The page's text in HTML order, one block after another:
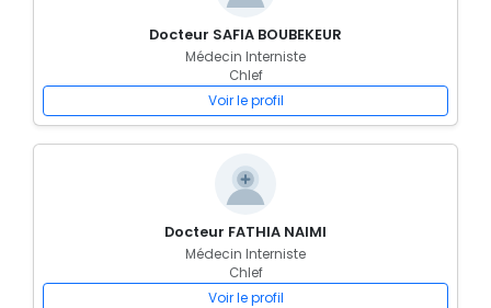
Docteur SAFIA BOUBEKEUR
Médecin Interniste
Chlef
Voir le profil
Docteur FATHIA NAIMI
Médecin Interniste
Chlef
Voir le profil